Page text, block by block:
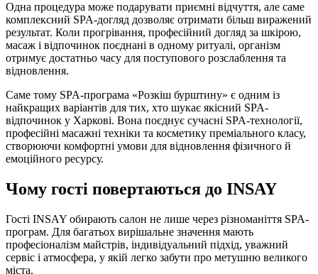
Одна процедура може подарувати приємні відчуття, але саме
комплексний SPA-догляд дозволяє отримати більш виражений
результат. Коли прогрівання, професійний догляд за шкірою,
масаж і відпочинок поєднані в одному ритуалі, організм
отримує достатньо часу для поступового розслаблення та
відновлення.
Саме тому SPA-програма «Розкіш бурштину» є одним із
найкращих варіантів для тих, хто шукає якісний SPA-
відпочинок у Харкові. Вона поєднує сучасні SPA-технології,
професійні масажні техніки та косметику преміального класу,
створюючи комфортні умови для відновлення фізичного й
емоційного ресурсу.
Чому гості повертаються до INSAY
Гості INSAY обирають салон не лише через різноманіття SPA-
програм. Для багатьох вирішальне значення мають
професіоналізм майстрів, індивідуальний підхід, уважний
сервіс і атмосфера, у якій легко забути про метушню великого
міста.